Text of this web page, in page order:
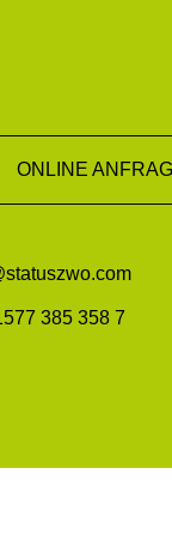
ONLINE
385 358 7